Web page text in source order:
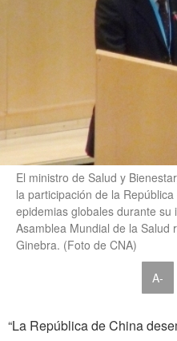
El ministro de Salud y
la participación de la
epidemias globales durante
Asamblea Mundial de la Salud
Ginebra. (Foto de CNA)
A-
“La República de China